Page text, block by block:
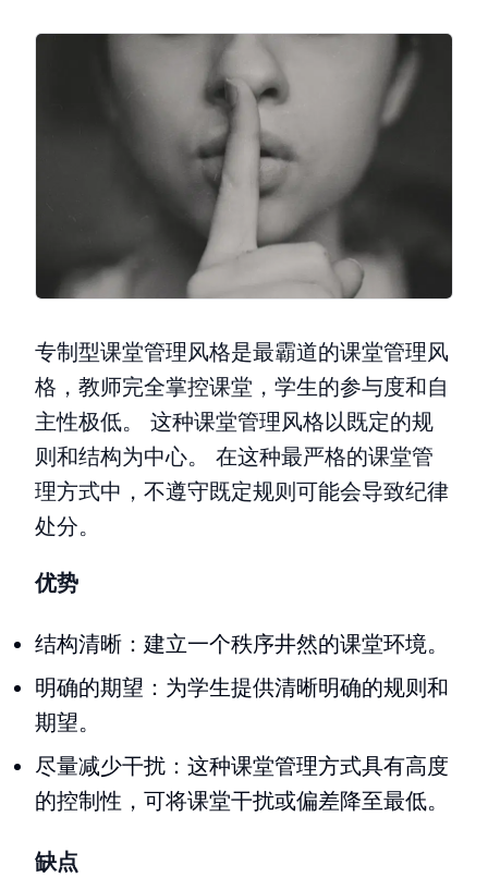
专制型课堂管理风格是最霸道的课堂管理风
格，教师完全掌控课堂，学生的参与度和自
主性极低。 这种课堂管理风格以既定的规
则和结构为中心。 在这种最严格的课堂管
理方式中，不遵守既定规则可能会导致纪律
处分。
优势
结构清晰：建立一个秩序井然的课堂环境。
明确的期望：为学生提供清晰明确的规则和
期望。
尽量减少干扰：这种课堂管理方式具有高度
的控制性，可将课堂干扰或偏差降至最低。
缺点